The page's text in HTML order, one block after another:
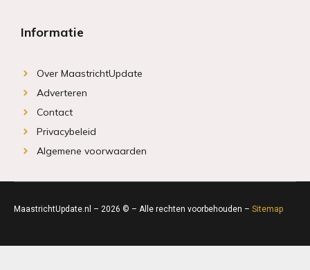
Informatie
Over MaastrichtUpdate
Adverteren
Contact
Privacybeleid
Algemene voorwaarden
MaastrichtUpdate.nl – 2026 © – Alle rechten voorbehouden – Sitemap